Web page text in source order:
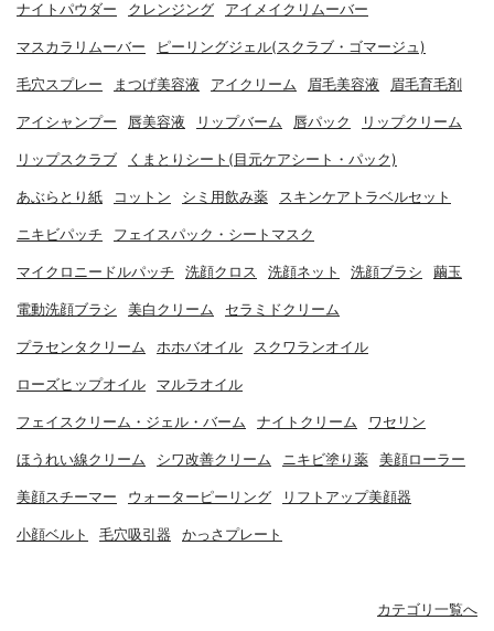
ナイトパウダー クレンジング アイメイクリムーバー
マスカラリムーバー ピーリングジェル(スクラブ・ゴマージュ)
毛穴スプレー まつげ美容液 アイクリーム 眉毛美容液 眉毛育毛剤
アイシャンプー 唇美容液 リップバーム 唇パック リップクリーム
リップスクラブ くまとりシート(目元ケアシート・パック)
あぶらとり紙 コットン シミ用飲み薬 スキンケアトラベルセット
ニキビパッチ フェイスパック・シートマスク
マイクロニードルパッチ 洗顔クロス 洗顔ネット 洗顔ブラシ 繭玉
電動洗顔ブラシ 美白クリーム セラミドクリーム
プラセンタクリーム ホホバオイル スクワランオイル
ローズヒップオイル マルラオイル
フェイスクリーム・ジェル・バーム ナイトクリーム ワセリン
ほうれい線クリーム シワ改善クリーム ニキビ塗り薬 美顔ローラー
美顔スチーマー ウォーターピーリング リフトアップ美顔器
小顔ベルト 毛穴吸引器 かっさプレート
カテゴリ一覧へ